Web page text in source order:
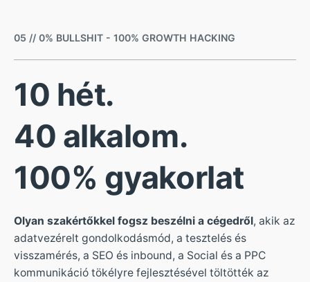
05 // 0% BULLSHIT - 100% GROWTH HACKING
10 hét.
40 alkalom.
100% gyakorlat
Olyan szakértőkkel fogsz beszélni a cégedről, akik az
adatvezérelt gondolkodásmód, a tesztelés és
visszamérés, a SEO és inbound, a Social és a PPC
kommunikáció tökélyre fejlesztésével töltötték az